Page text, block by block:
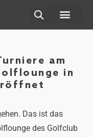
am
in
Das ist das
des Golfclub